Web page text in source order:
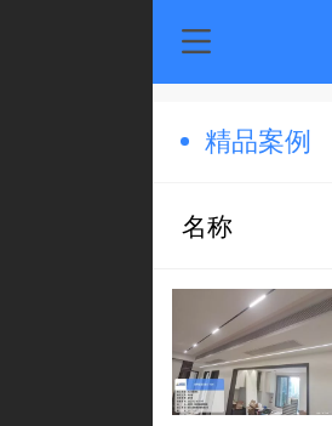
精品案例
名称